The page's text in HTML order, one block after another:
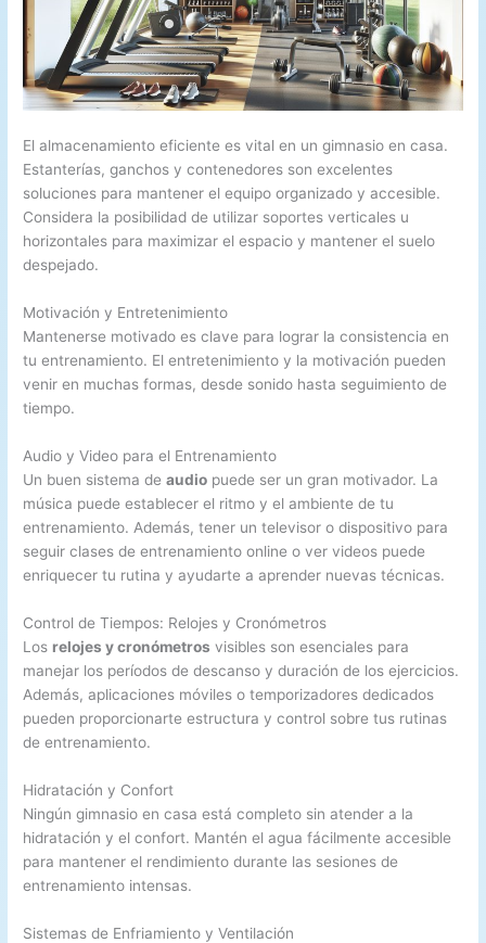
El almacenamiento eficiente es vital en un gimnasio en casa.
Estanterías, ganchos y contenedores son excelentes
soluciones para mantener el equipo organizado y accesible.
Considera la posibilidad de utilizar soportes verticales u
horizontales para maximizar el espacio y mantener el suelo
despejado.
Motivación y Entretenimiento
Mantenerse motivado es clave para lograr la consistencia en
tu entrenamiento. El entretenimiento y la motivación pueden
venir en muchas formas, desde sonido hasta seguimiento de
tiempo.
Audio y Video para el Entrenamiento
Un buen sistema deaudio puede ser un gran motivador. La
música puede establecer el ritmo y el ambiente de tu
entrenamiento. Además, tener un televisor o dispositivo para
seguir clases de entrenamiento online o ver videos puede
enriquecer tu rutina y ayudarte a aprender nuevas técnicas.
Control de Tiempos: Relojes y Cronómetros
Los relojes y cronómetros visibles son esenciales para
manejar los períodos de descanso y duración de los ejercicios.
Además, aplicaciones móviles o temporizadores dedicados
pueden proporcionarte estructura y control sobre tus rutinas
de entrenamiento.
Hidratación y Confort
Ningún gimnasio en casa está completo sin atender a la
hidratación y el confort. Mantén el agua fácilmente accesible
para mantener el rendimiento durante las sesiones de
entrenamiento intensas.
Sistemas de Enfriamiento y Ventilación